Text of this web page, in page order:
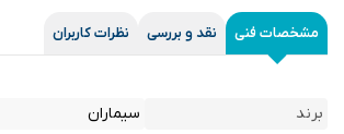
مشخصات فنی نقد و بررسی نظرات کاربران
برند
سیماران